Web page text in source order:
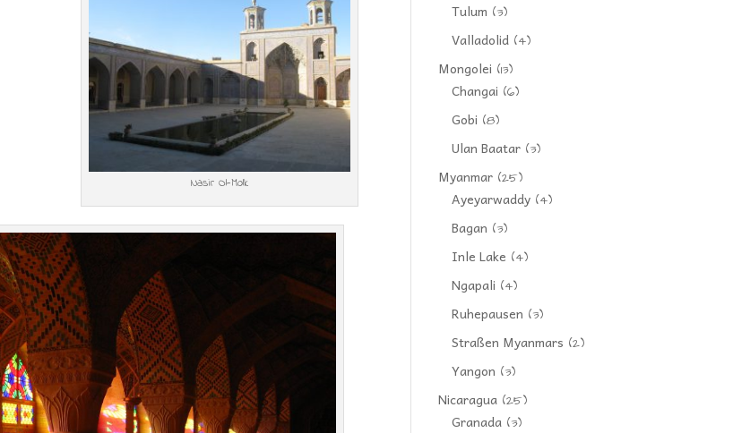
Nasir Ol-Molk
Tulum (3)
Valladolid (4)
Mongolei (13)
Changai (6)
Gobi (8)
Ulan Baatar (3)
Myanmar (25)
Ayeyarwaddy (4)
Bagan (3)
Inle Lake (4)
Ngapali (4)
Ruhepausen (3)
Straßen Myanmars (2)
Yangon (3)
Nicaragua (25)
Granada (3)